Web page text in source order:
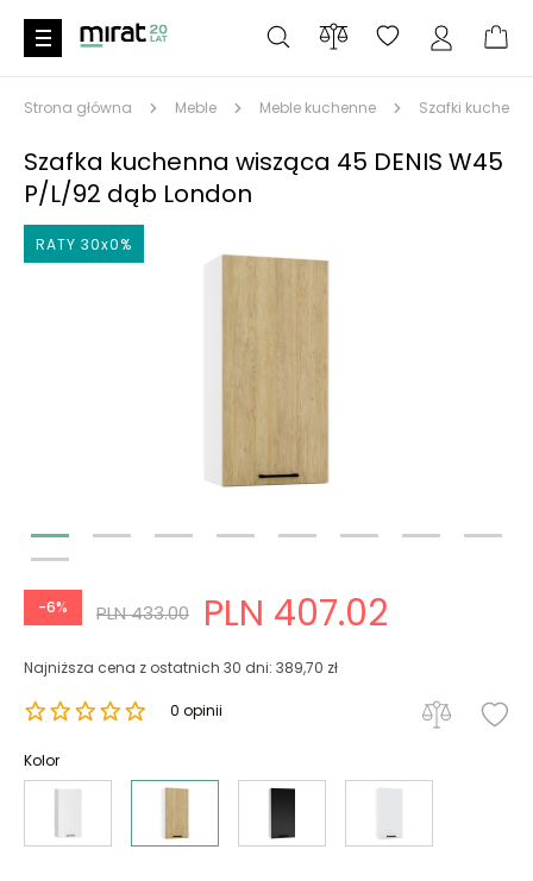
Strona główna Meble Meble kuchenne Szafki
Szafka kuchenna wisząca 45 DENIS W45
P/L/92 dąb London
RATY 30x0%
-6% PLN 433.00 PLN 407.02
Najniższa cena z ostatnich 30 dni: 389,70 zł
0 opinii
Kolor